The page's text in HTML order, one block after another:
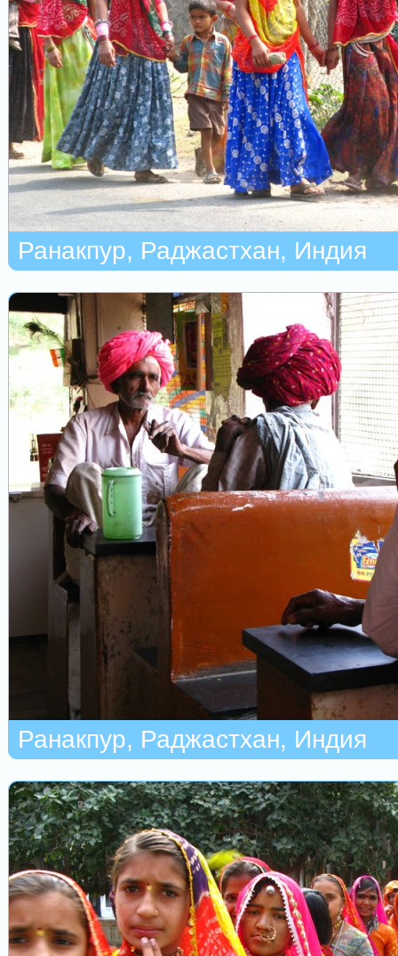
Ранакпур, Раджастхан, Индия
Ранакпур, Раджастхан, Индия